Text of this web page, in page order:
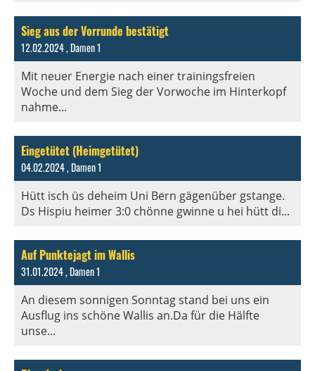
Sieg aus der Vorrunde bestätigt
12.02.2024, Damen 1
Mit neuer Energie nach einer trainingsfreien
Woche und dem Sieg der Vorwoche im Hinterkopf
nahme...
Eingetütet (Heimgetütet)
04.02.2024, Damen 1
Hütt isch üs deheim Uni Bern gägenüber gstange.
Ds Hispiu heimer 3:0 chönne gwinne u hei hütt di...
Auf Punktejagt im Wallis
31.01.2024, Damen 1
An diesem sonnigen Sonntag stand bei uns ein
Ausflug ins schöne Wallis an.Da für die Hälfte
unse...